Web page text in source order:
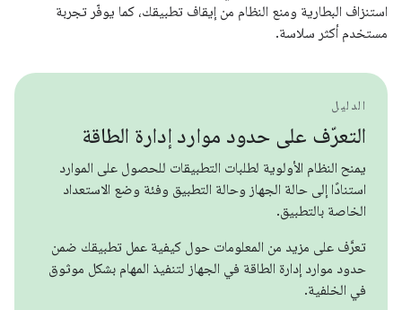
استنزاف البطارية ومنع النظام من إيقاف تطبيقك، كما يوفّر تجربة
مستخدم أكثر سلاسة.
الدليل
التعرّف على حدود موارد إدارة الطاقة
يمنح النظام الأولوية لطلبات التطبيقات للحصول على الموارد
استنادًا إلى حالة الجهاز وحالة التطبيق وفئة وضع الاستعداد
الخاصة بالتطبيق.
تعرَّف على مزيد من المعلومات حول كيفية عمل تطبيقك ضمن
حدود موارد إدارة الطاقة في الجهاز لتنفيذ المهام بشكل موثوق
في الخلفية.